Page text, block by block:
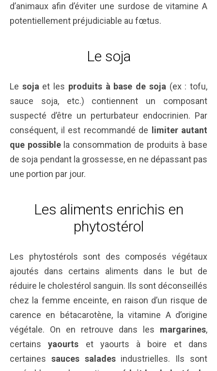
d’animaux afin d’éviter une surdose de vitamine A
potentiellement préjudiciable au fœtus.
Le soja
Le soja et les produits à base de soja (ex : tofu,
sauce soja, etc.) contiennent un composant
suspecté d’être un perturbateur endocrinien. Par
conséquent, il est recommandé de limiter autant
que possiblela consommation de produits à base
de soja pendant la grossesse, en ne dépassant pas
une portion par jour.
Les aliments enrichis en
phytostérol
Les phytostérols sont des composés végétaux
ajoutés dans certains aliments dans le but de
réduire le cholestérol sanguin. Ils sont déconseillés
chez la femme enceinte, en raison d’un risque de
carence en bétacarotène, la vitamine A d’origine
végétale. On en retrouve dans les margarines,
certainsyaourts et yaourts à boire et dans
certaines sauces saladesindustrielles. Ils sont